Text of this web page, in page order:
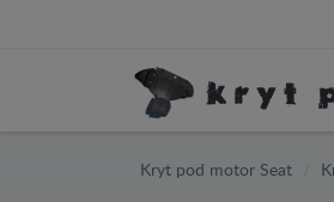
Kryt pod motor Seat